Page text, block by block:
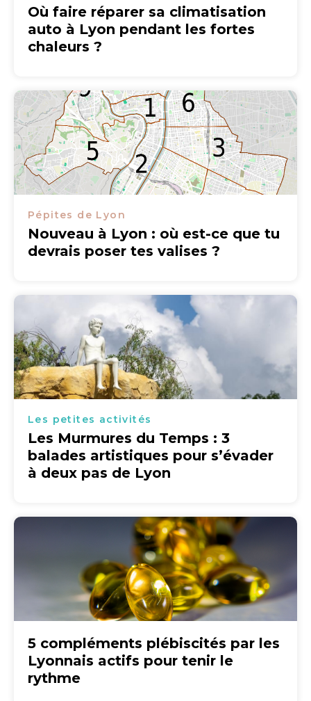
Où faire réparer sa climatisation
auto à Lyon pendant les fortes
chaleurs ?
Pépites de Lyon
Nouveau à Lyon : où est-ce que tu
devrais poser tes valises ?
Les petites activités
Les Murmures du Temps : 3
balades artistiques pour s’évader
à deux pas de Lyon
5 compléments plébiscités par les
Lyonnais actifs pour tenir le
rythme